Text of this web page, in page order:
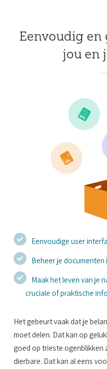
Eenvoudig
jou en
Eenvoudige user
Beheer je
Maak het leven van je
cruciale of praktische
Het gebeurt vaak dat je
moet delen. Dat kan op
goed op trieste ogenblikken
dierbare. Dat kan al eens